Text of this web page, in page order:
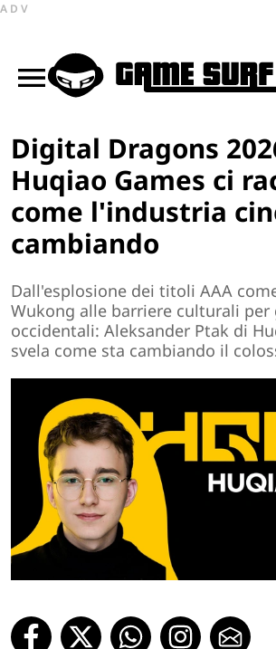
ADV
Digital Dragons
Huqiao Games ci
come l'industria
cambiando
Dall'esplosione dei titoli AAA
Wukong alle barriere culturali
occidentali: Aleksander Ptak di
svela come sta cambiando il